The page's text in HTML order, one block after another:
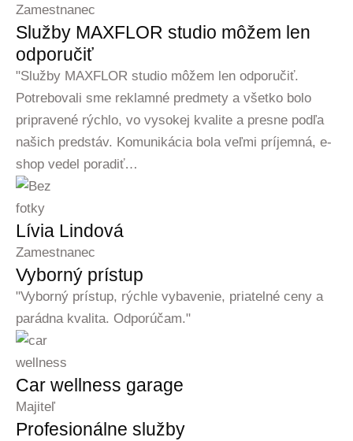
Zamestnanec
Služby MAXFLOR studio môžem len
odporučiť
"Služby MAXFLOR studio môžem len odporučiť.
Potrebovali sme reklamné predmety a všetko bolo
pripravené rýchlo, vo vysokej kvalite a presne podľa
našich predstáv. Komunikácia bola veľmi príjemná, e-
shop vedel poradiť…
Lívia Lindová
Zamestnanec
Vyborný prístup
"Vyborný prístup, rýchle vybavenie, priatelné ceny a
parádna kvalita. Odporúčam."
Car wellness garage
Majiteľ
Profesionálne služby